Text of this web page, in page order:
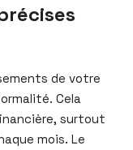
de votre
Cela
surtout
mois. Le